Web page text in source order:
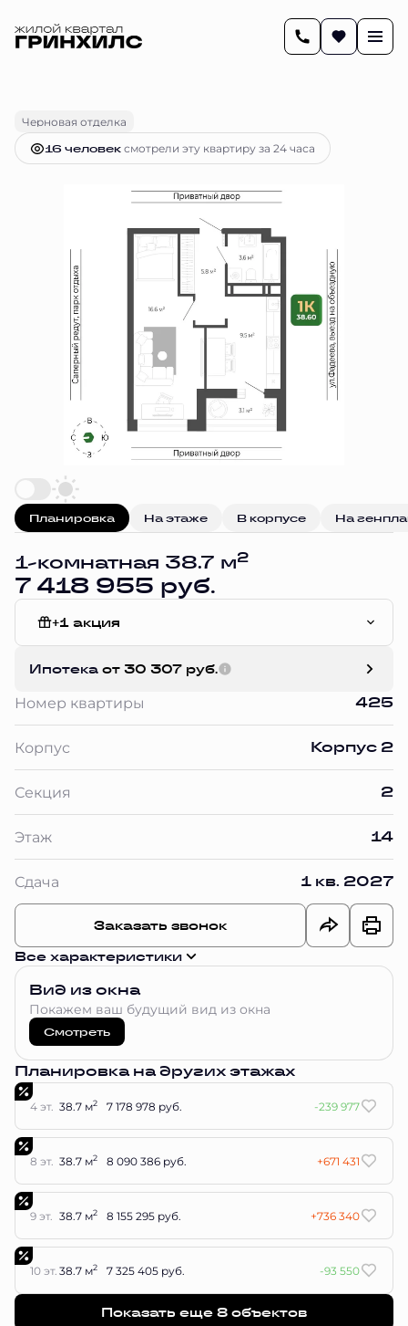
1-комнатная 38.7 м 7 418 955 руб.
Черновая отделка
16 человексмотрели эту квартиру за 24 часа
Планировка На этаже В корпусе На
1-комнатная 38.7 м2
7 418 955 руб.
+1 акция
Ипотека от 30 307 руб.
Номер квартиры 425
Корпус Корпус 2
Секция 2
Этаж 14
Сдача 1 кв. 2027
Заказать звонок
Все характеристики
Вид из окна
Покажем ваш будущий вид из окна
Смотреть
Планировка на других этажах
4 эт. 38.7 м2 7 178 978 руб. -239 977
8 эт. 38.7 м2 8 090 386 руб. +671 431
9 эт. 38.7 м2 8 155 295 руб. +736 340
10 эт. 38.7 м2 7 325 405 руб. -93 550
Показать еще 8 объектов